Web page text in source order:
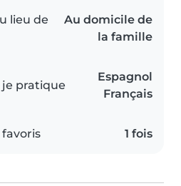
lieu de
Au domicile de
la famille
pratique
Espagnol
Français
1 fois